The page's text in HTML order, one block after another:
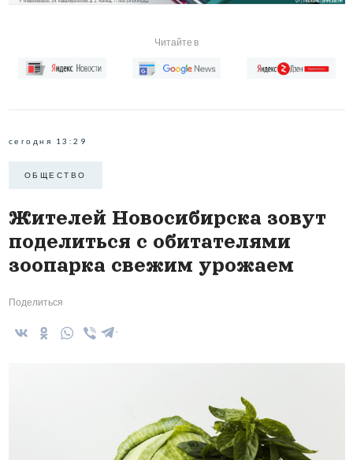
Читайте в
сегодня 13:29
ОБЩЕСТВО
Жителей Новосибирска зовут
поделиться с обитателями
зоопарка свежим урожаем
Поделиться